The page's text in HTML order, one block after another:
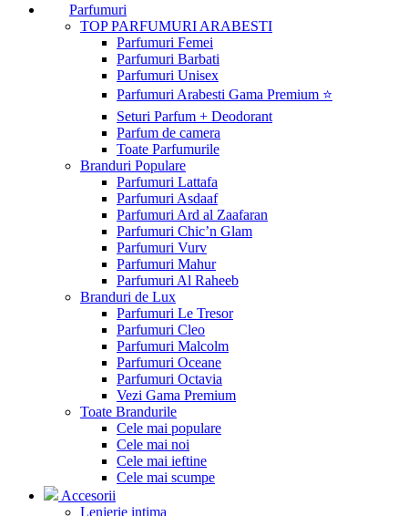
Parfumuri
TOP PARFUMURI ARABESTI
Parfumuri Femei
Parfumuri Barbati
Parfumuri Unisex
Parfumuri Arabesti Gama Premium ⭐
Seturi Parfum + Deodorant
Parfum de camera
Toate Parfumurile
Branduri Populare
Parfumuri Lattafa
Parfumuri Asdaaf
Parfumuri Ard al Zaafaran
Parfumuri Chic’n Glam
Parfumuri Vurv
Parfumuri Mahur
Parfumuri Al Raheeb
Branduri de Lux
Parfumuri Le Tresor
Parfumuri Cleo
Parfumuri Malcolm
Parfumuri Oceane
Parfumuri Octavia
Vezi Gama Premium
Toate Brandurile
Cele mai populare
Cele mai noi
Cele mai ieftine
Cele mai scumpe
Accesorii
Lenjerie intima